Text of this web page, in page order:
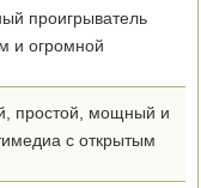
проигрыватель
и огромной
простой, мощный и
с открытым